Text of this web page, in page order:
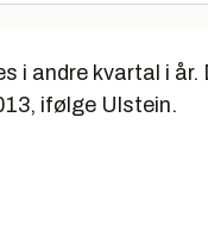
i andre kvartal i år.
ifølge Ulstein.